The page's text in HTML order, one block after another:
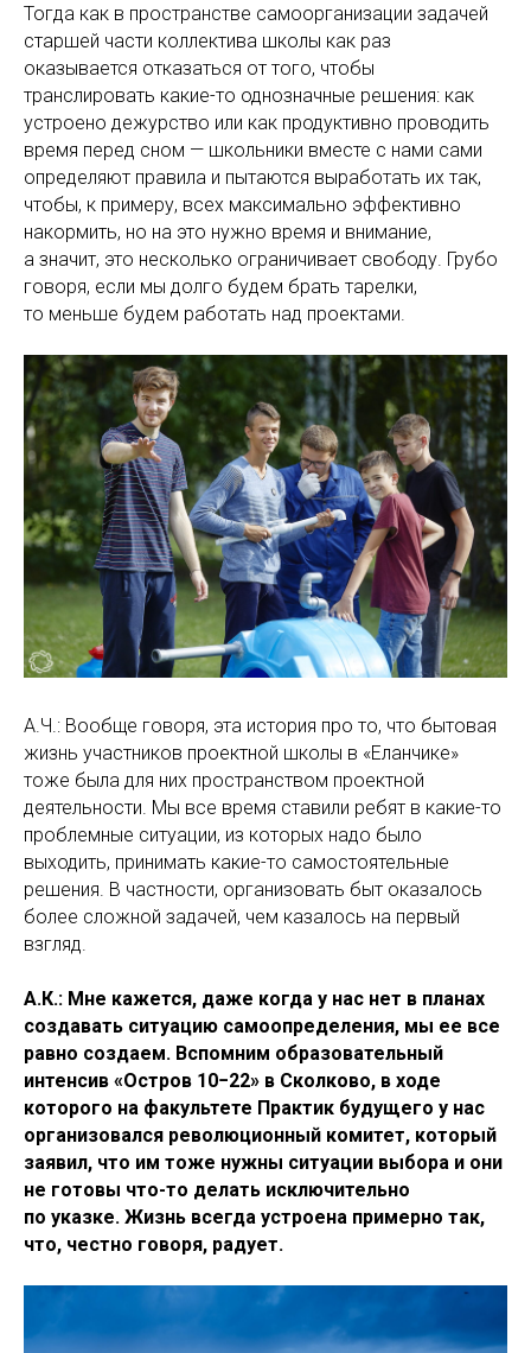
Тогда как в пространстве самоорганизации задачей
старшей части коллектива школы как раз
оказывается отказаться от того, чтобы
транслировать какие-то однозначные решения: как
устроено дежурство или как продуктивно проводить
время перед сном — школьники вместе с нами сами
определяют правила и пытаются выработать их так,
чтобы, к примеру, всех максимально эффективно
накормить, но на это нужно время и внимание,
а значит, это несколько ограничивает свободу. Грубо
говоря, если мы долго будем брать тарелки,
то меньше будем работать над проектами.
А.Ч.: Вообще говоря, эта история про то, что бытовая
жизнь участников проектной школы в «Еланчике»
тоже была для них пространством проектной
деятельности. Мы все время ставили ребят в какие-то
проблемные ситуации, из которых надо было
выходить, принимать какие-то самостоятельные
решения. В частности, организовать быт оказалось
более сложной задачей, чем казалось на первый
взгляд.
А.К.: Мне кажется, даже когда у нас нет в планах
создавать ситуацию самоопределения, мы ее все
равно создаем. Вспомним образовательный
интенсив «Остров 10−22» в Сколково, в ходе
которого на факультете Практик будущего у нас
организовался революционный комитет, который
заявил, что им тоже нужны ситуации выбора и они
не готовы что-то делать исключительно
по указке. Жизнь всегда устроена примерно так,
что, честно говоря, радует.